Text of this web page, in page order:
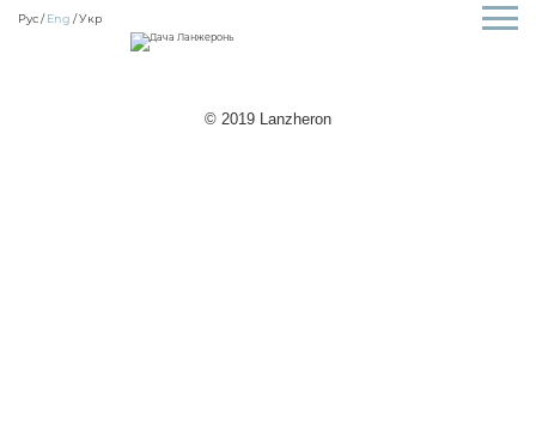
Рус Eng Укр
© 2019 Lanzheron